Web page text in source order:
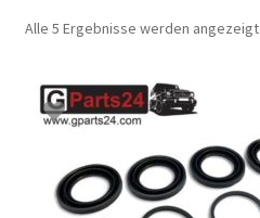
Alle 5 Ergebnisse werden angezeigt